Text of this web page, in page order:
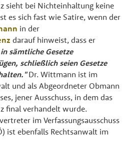
sieht bei Nichteinhaltung keine
es sich fast wie Satire, wenn der
in der
darauf hinweist, dass er
sämtliche Gesetze
schließlich seien Gesetze
Dr. Wittmann ist im
und als Abgeordneter Obmann
jener Ausschuss, in dem das
final verhandelt wurde.
im Verfassungsausschuss
ist ebenfalls Rechtsanwalt im